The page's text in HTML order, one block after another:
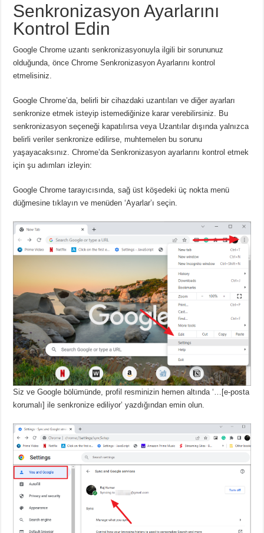
Senkronizasyon Ayarlarını
Kontrol Edin
Google Chrome uzantı senkronizasyonuyla ilgili bir sorununuz
olduğunda, önce Chrome Senkronizasyon Ayarlarını kontrol
etmelisiniz.
Google Chrome’da, belirli bir cihazdaki uzantıları ve diğer ayarları
senkronize etmek isteyip istemediğinize karar verebilirsiniz. Bu
senkronizasyon seçeneği kapatılırsa veya Uzantılar dışında yalnızca
belirli veriler senkronize edilirse, muhtemelen bu sorunu
yaşayacaksınız.Chrome’da Senkronizasyon ayarlarını kontrol etmek
için şu adımları izleyin:
Google Chrome tarayıcısında, sağ üst köşedeki üç nokta menü
düğmesine tıklayın ve menüden ‘Ayarlar’ı seçin.
Siz ve Google bölümünde, profil resminizin hemen altında ‘…[e-posta
korumalı] ile senkronize ediliyor’ yazdığından emin olun.